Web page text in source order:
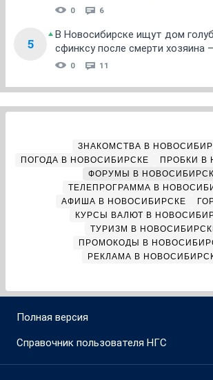
0 6
5
В Новосибирске ищут дом
сфинксу после смерти
0 11
ЗНАКОМСТВА В
ПОГОДА В НОВОСИБИРСКЕ
ПРОБКИ В
ФОРУМЫ В
ТЕЛЕПРОГРАММА В
АФИША В НОВОСИБИРСКЕ
КУРСЫ ВАЛЮТ В
ТУРИЗМ В
ПРОМОКОДЫ В
РЕКЛАМА В
Полная версия
Справочник пользователя НГС